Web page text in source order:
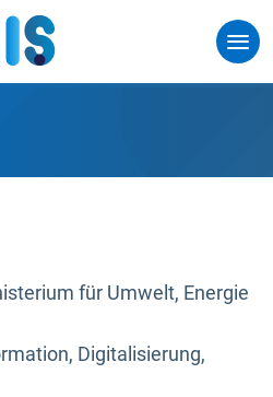
für Umwelt, Energie
Digitalisierung,